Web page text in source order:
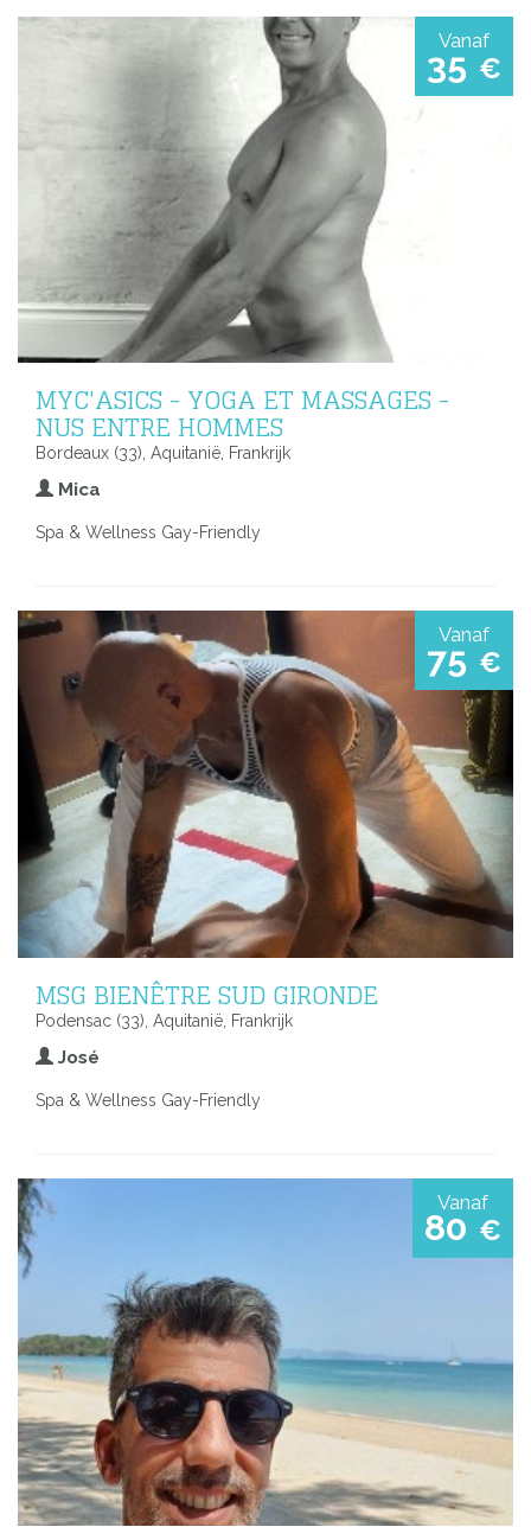
Vanaf
35 €
MYC'ASICS - YOGA ET MASSAGES -
NUS ENTRE HOMMES
Bordeaux (33), Aquitanië, Frankrijk
Mica
Spa & Wellness Gay-Friendly
Vanaf
75 €
MSG BIENÊTRE SUD GIRONDE
Podensac (33), Aquitanië, Frankrijk
José
Spa & Wellness Gay-Friendly
Vanaf
80 €